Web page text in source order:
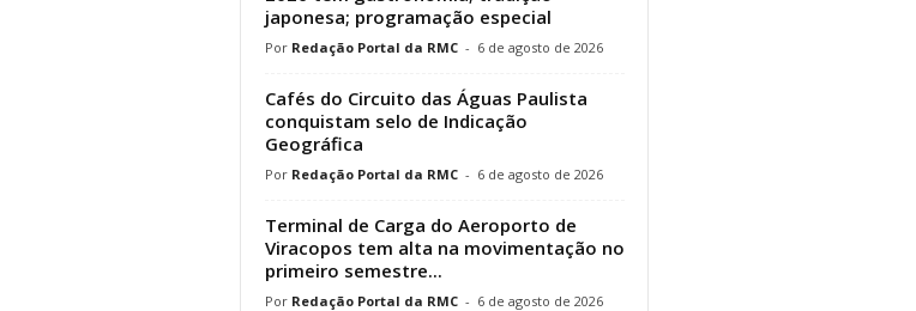
japonesa; programação especial
Redação Portal da RMC - 6 de agosto de 2026
Cafés do Circuito das Águas Paulista
conquistam selo de Indicação
Geográfica
Redação Portal da RMC - 6 de agosto de 2026
Terminal de Carga do Aeroporto de
Viracopos tem alta na movimentação no
primeiro semestre...
Redação Portal da RMC - 6 de agosto de 2026